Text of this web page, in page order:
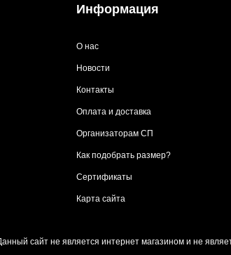
Информация
О нас
Новости
Контакты
Оплата и доставка
Организаторам СП
Как подобрать размер?
Сертификаты
Карта сайта
сайт не является интернет магазином и не